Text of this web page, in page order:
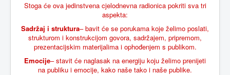
Stoga će ova jedinstvena cjelodnevna radionica pokriti sva tri
aspekta:
Sadržaj i struktura– bavit će se porukama koje želimo poslati,
strukturom i konstrukcijom govora, sadržajem, pripremom,
prezentacijskim materijalima i ophođenjem s publikom.
Emocije– stavit će naglasak na energiju koju želimo prenijeti
na publiku i emocije, kako naše tako i naše publike.